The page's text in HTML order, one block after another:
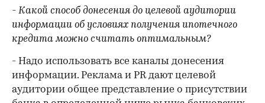
- Какой способ донесения до целевой аудитории
информации об условиях получения ипотечного
кредита можно считать оптимальным?
- Надо использовать все каналы донесения
информации. Реклама и PR дают целевой
аудитории общее представление о присутствии